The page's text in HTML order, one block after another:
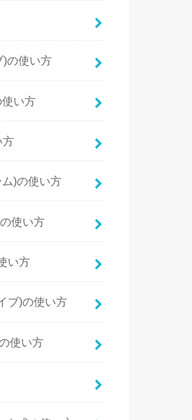
)の使い方
い方
方
)の使い方
使い方
い方
ブ)の使い方
使い方